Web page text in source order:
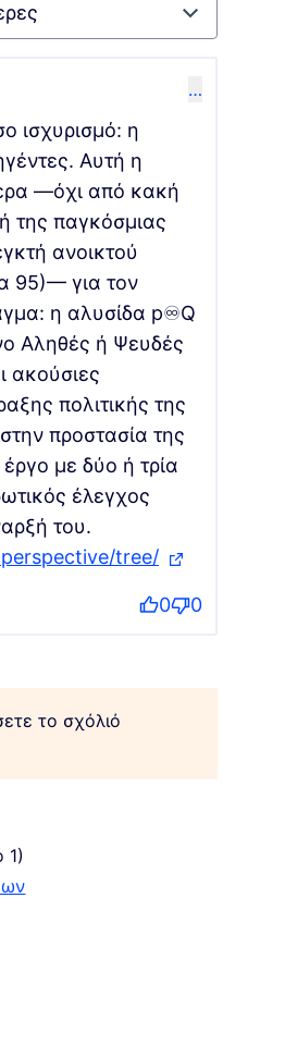
…
ισχυρισμό: η
Αυτή η
—όχι από κακή
της παγκόσμιας
ανοικτού
95)— για τον
η αλυσίδα p♾Q
Αληθές ή Ψευδές
ακούσιες
πολιτικής της
προστασία της
με δύο ή τρία
έλεγχος
του.
tree/
0
0
το σχόλιό
1)